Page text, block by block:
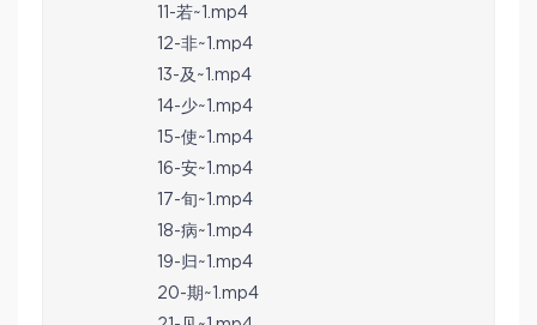
11-若~1.mp4
12-非~1.mp4
13-及~1.mp4
14-少~1.mp4
15-使~1.mp4
16-安~1.mp4
17-旬~1.mp4
18-病~1.mp4
19-归~1.mp4
20-期~1.mp4